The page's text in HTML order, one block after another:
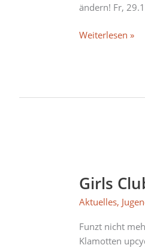
ändern! Fr,
Weiterlesen »
Girls
Aktuelles,
Funzt nicht
Klamotten
Special:
MachsGanz